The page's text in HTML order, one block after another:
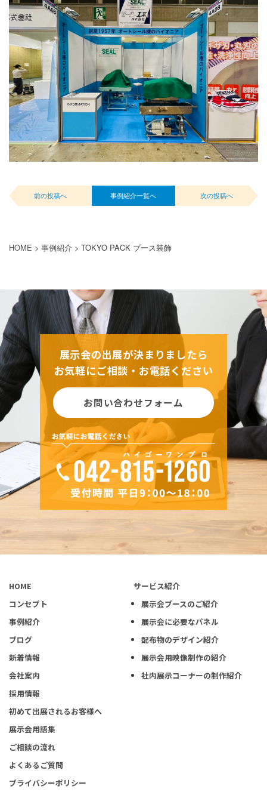
前の投稿へ 事例紹介一覧へ 次の投稿へ
HOME > 事例紹介 > TOKYO PACK ブース装飾
展示会の出展が決まりましたら
お気軽にご相談・お電話ください
お問い合わせフォーム
HOME
コンセプト
事例紹介
ブログ
新着情報
会社案内
採用情報
サービス紹介
展示会ブースのご紹介
展示会に必要なパネル
配布物のデザイン紹介
展示会用映像制作の紹介
社内展示コーナーの制作紹介
初めて出展されるお客様へ
展示会用語集
ご相談の流れ
よくあるご質問
プライバシーポリシー